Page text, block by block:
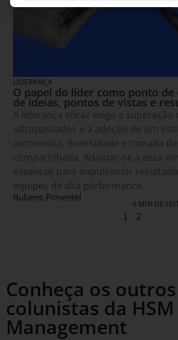
LIDERANÇA
O papel do líder como ponto de
de ideias, pontos de vistas e
A liderança eficaz exige a superação
ultrapassados e a adoção de um
autonomia, diversidade e tomada
compartilhada. Adaptar-se a essa
essencial para impulsionar
equipes de alta performance.
Rubens Pimentel
6 MIN DE
1 2
Conheça os outros
colunistas da HSM
Management